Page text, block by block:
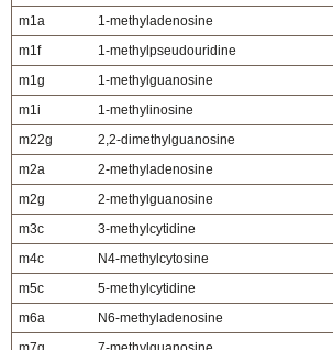
m1a
1-methyladenosine
m1f
1-methylpseudouridine
m1g
1-methylguanosine
m1i
1-methylinosine
m22g
2,2-dimethylguanosine
m2a
2-methyladenosine
m2g
2-methylguanosine
m3c
3-methylcytidine
m4c
N4-methylcytosine
m5c
5-methylcytidine
m6a
N6-methyladenosine